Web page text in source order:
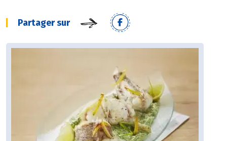
Partager sur